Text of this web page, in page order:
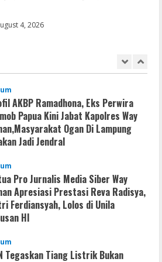
4, 2026
AKBP Ramadhona, Eks Perwira
Jadi Jendral
Pro Jurnalis Media Siber Way
Apresiasi Prestasi Reva Radisya,
Ferdiansyah, Lolos di Unila
HI
Tegaskan Tiang Listrik Bukan
Publik; Provider WiFi
Diminta Bangun Tiang Mandiri
3, 2026
WiFi Ilegal Numpang Tiang PLN di